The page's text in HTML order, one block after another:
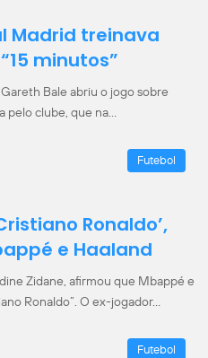
Madrid treinava
minutos”
Bale abriu o jogo sobre
pelo clube, que na…
Futebol
Ronaldo’,
e Haaland
Zidane, afirmou que Mbappé e
Ronaldo”. O ex-jogador…
Futebol